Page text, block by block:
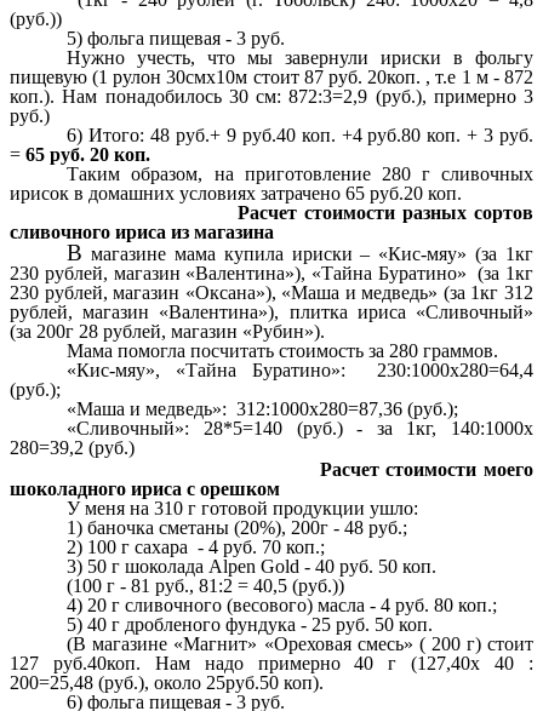
(руб.))
5) фольга пищевая - 3 руб.
Нужно учесть, что мы завернули ириски в фольгу
пищевую (1 рулон 30смх10м стоит 87 руб. 20коп. , т.е 1 м - 872
коп.). Нам понадобилось 30 см: 872:3=2,9 (руб.), примерно 3
руб.)
6) Итого: 48 руб.+ 9 руб.40 коп. +4 руб.80 коп. + 3 руб.
= 65 руб. 20 коп.
Таким образом, на приготовление 280 г сливочных
ирисок в домашних условиях затрачено 65 руб.20 коп.
Расчет стоимости разных сортов
сливочного ириса из магазина
В магазине мама купила ириски – «Кис-мяу» (за 1кг
230 рублей, магазин «Валентина»), «Тайна Буратино» (за 1кг
230 рублей, магазин «Оксана»), «Маша и медведь» (за 1кг 312
рублей, магазин «Валентина»), плитка ириса «Сливочный»
(за 200г 28 рублей, магазин «Рубин»).
Мама помогла посчитать стоимость за 280 граммов.
«Кис-мяу», «Тайна Буратино»: 230:1000х280=64,4
(руб.);
«Маша и медведь»: 312:1000х280=87,36 (руб.);
«Сливочный»: 28*5=140 (руб.) - за 1кг, 140:1000х
280=39,2 (руб.)
Расчет стоимости моего
шоколадного ириса с орешком
У меня на 310 г готовой продукции ушло:
1) баночка сметаны (20%), 200г - 48 руб.;
2) 100 г сахара - 4 руб. 70 коп.;
3) 50 г шоколада Alpen Gold - 40 руб. 50 коп.
(100 г - 81 руб., 81:2 = 40,5 (руб.))
4) 20 г сливочного (весового) масла - 4 руб. 80 коп.;
5) 40 г дробленого фундука - 25 руб. 50 коп.
(В магазине «Магнит» «Ореховая смесь» ( 200 г) стоит
127 руб.40коп. Нам надо примерно 40 г (127,40х 40 :
200=25,48 (руб.), около 25руб.50 коп).
6) фольга пищевая - 3 руб.